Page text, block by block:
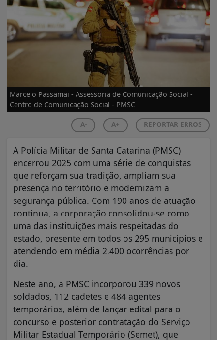
Marcelo Passamai - Assessoria de Comunicação Social -
Centro de Comunicação Social - PMSC
A- A+ REPORTAR ERROS
A Polícia Militar de Santa Catarina (PMSC)
encerrou 2025 com uma série de conquistas
que reforçam sua tradição, ampliam sua
presença no território e modernizam a
segurança pública. Com 190 anos de atuação
contínua, a corporação consolidou-se como
uma das instituições mais respeitadas do
estado, presente em todos os 295 municípios e
atendendo em média 2.400 ocorrências por
dia.
Neste ano, a PMSC incorporou 339 novos
soldados, 112 cadetes e 484 agentes
temporários, além de lançar edital para o
concurso e posterior contratação do Serviço
Militar Estadual Temporário (Semet), que